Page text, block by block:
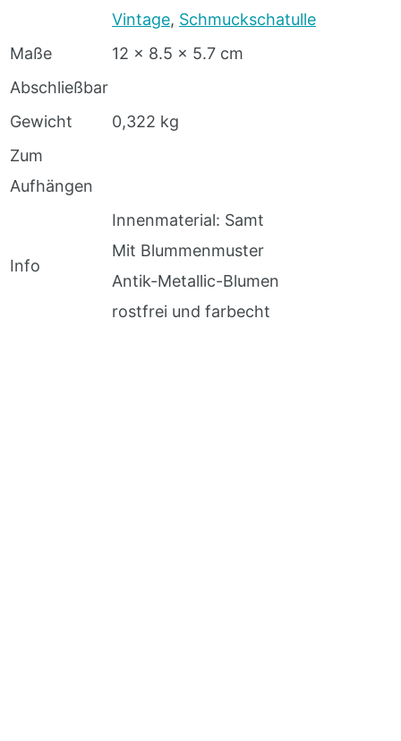
Vintage, Schmuckschatulle
Maße
12 x 8.5 x 5.7 cm
Abschließbar
Gewicht
0,322 kg
Zum
Aufhängen
Info
Innenmaterial: Samt
Mit Blummenmuster
Antik-Metallic-Blumen
rostfrei und farbecht